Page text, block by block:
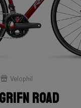
Velophil
Grifn Road